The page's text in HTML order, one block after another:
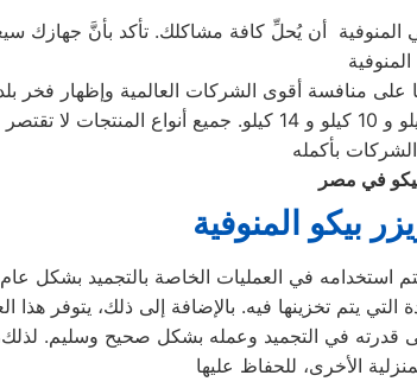
المنوفية أن يُحلِّ كافة مشاكلك. تأكد بأنَّ جهازك
منافسة أقوى الشركات العالمية وإظهار فخر
الغسالات، بما في ذلك الأتوماتيكية والتحميل الأمامي والتحميل العلوي،
في مصر
بيكو المنوفية
في العمليات الخاصة بالتجميد بشكل عام
يتم تخزينها فيه. بالإضافة إلى ذلك، يتوفر
قدرته في التجميد وعمله بشكل صحيح وسليم.